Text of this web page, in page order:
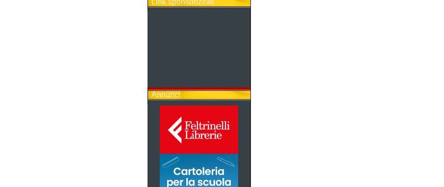
Link sponsorizzati
Annunci